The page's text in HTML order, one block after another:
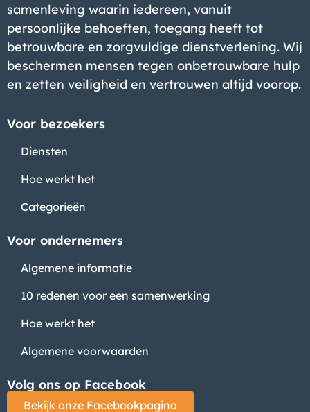
samenleving waarin iedereen, vanuit
persoonlijke behoeften, toegang heeft tot
betrouwbare en zorgvuldige dienstverlening. Wij
beschermen mensen tegen onbetrouwbare hulp
en zetten veiligheid en vertrouwen altijd voorop.
Voor bezoekers
Diensten
Hoe werkt het
Categorieën
Voor ondernemers
Algemene informatie
10 redenen voor een samenwerking
Hoe werkt het
Algemene voorwaarden
Volg ons op Facebook
Bekijk onze Facebookpagina